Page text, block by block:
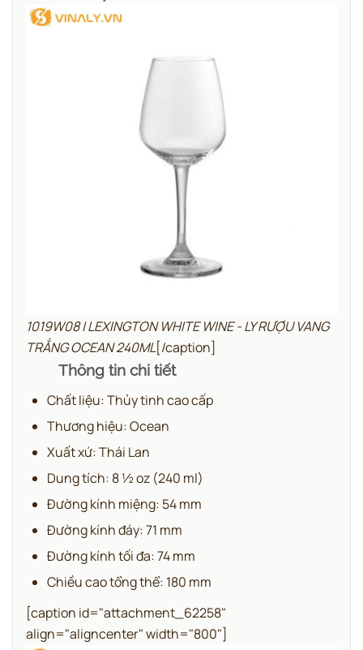
1019W08 | LEXINGTON WHITE WINE - LY RƯỢU VANG
TRẮNG OCEAN 240ML[/caption]
Thông tin chi tiết
Chất liệu: Thủy tinh cao cấp
Thương hiệu: Ocean
Xuất xứ: Thái Lan
Dung tích: 8 ½ oz (240 ml)
Đường kính miệng: 54 mm
Đường kính đáy: 71 mm
Đường kính tối đa: 74 mm
Chiều cao tổng thể: 180 mm
[caption id="attachment_62258"
align="aligncenter" width="800"]